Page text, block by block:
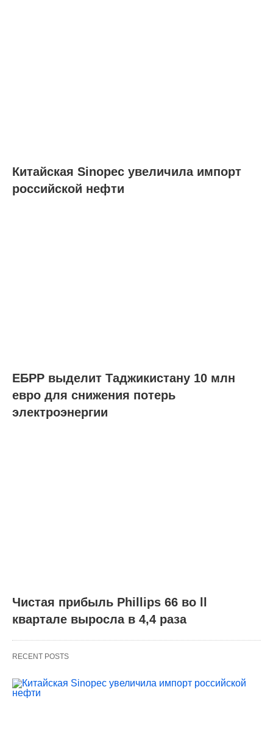
Китайская Sinopec увеличила импорт
российской нефти
ЕБРР выделит Таджикистану 10 млн
евро для снижения потерь
электроэнергии
Чистая прибыль Phillips 66 во ll
квартале выросла в 4,4 раза
RECENT POSTS